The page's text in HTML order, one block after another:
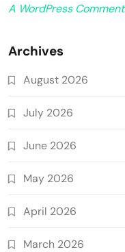
A WordPress
Archives
August 2026
July 2026
June 2026
May 2026
April 2026
March 2026